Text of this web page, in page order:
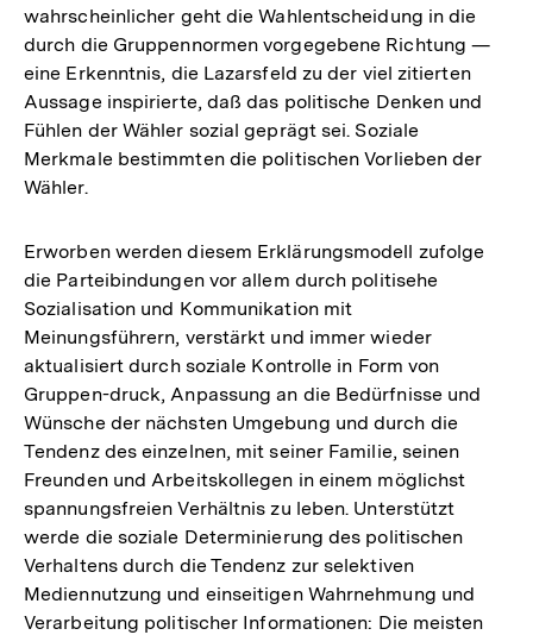
wahrscheinlicher geht die Wahlentscheidung in die
durch die Gruppennormen vorgegebene Richtung —
eine Erkenntnis, die Lazarsfeld zu der viel zitierten
Aussage inspirierte, daß das politische Denken und
Fühlen der Wähler sozial geprägt sei. Soziale
Merkmale bestimmten die politischen Vorlieben der
Wähler.
Erworben werden diesem Erklärungsmodell zufolge
die Parteibindungen vor allem durch politisehe
Sozialisation und Kommunikation mit
Meinungsführern, verstärkt und immer wieder
aktualisiert durch soziale Kontrolle in Form von
Gruppen-druck, Anpassung an die Bedürfnisse und
Wünsche der nächsten Umgebung und durch die
Tendenz des einzelnen, mit seiner Familie, seinen
Freunden und Arbeitskollegen in einem möglichst
spannungsfreien Verhältnis zu leben. Unterstützt
werde die soziale Determinierung des politischen
Verhaltens durch die Tendenz zur selektiven
Mediennutzung und einseitigen Wahrnehmung und
Verarbeitung politischer Informationen: Die meisten